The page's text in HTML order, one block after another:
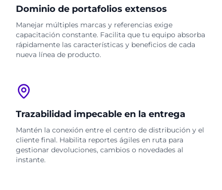
Dominio de portafolios extensos
Manejar múltiples marcas y referencias exige
capacitación constante. Facilita que tu equipo absorba
rápidamente las características y beneficios de cada
nueva línea de producto.
Trazabilidad impecable en la entrega
Mantén la conexión entre el centro de distribución y el
cliente final. Habilita reportes ágiles en ruta para
gestionar devoluciones, cambios o novedades al
instante.